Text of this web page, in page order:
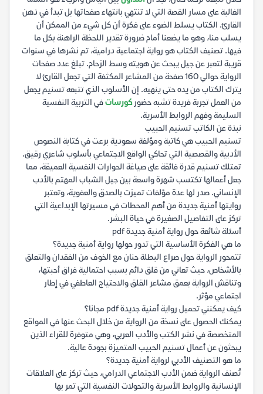
الغالبة على مسار القصة التي لا تنتهي بانتهاء صفحاتها بل تبدأ في ذهن
القارئ. الكتاب يسلط الضوء على فكرة أن كل شيء من الممكن أن
يسلب منا، وهو ما يضعنا أمام ضرورة تقدير اللحظة الراهنة بكل ما
فيها. تصنيف الكتاب هو رواية اجتماعية درامية، تم نشرها في سنوات
قريبة لتعبر عن جيل يبحث عن هويته وسط الزحام. تبلغ عدد صفحات
الرواية حوالي 160 صفحة من المشاعر المكثفة التي تجعل القارئ لا
يترك الكتاب من يده حتى ينهيه. إن الأسلوب الذي تتبعه تسنيم يجعل
من العمل تجربة فريدة تشبه حضوركورساتفي التربية النفسية
السليمة وفهم الروابط الأسرية.
نبذة عن الكاتب تسنيم الحبيب
تسنيم الحبيب هي كاتبة ومؤلفة سعودية برعت في كتابة النصوص
الأدبية والقصصية التي تحاكي الواقع الاجتماعي بأسلوب شاعري رقيق.
تمتلك تسنيم قدرة فائقة على صياغة الحوارات النفسية العميقة، مما
جعل أعمالها تكتسب شهرة واسعة بين جيل الشباب المهتم بالأدب
الإنساني. صدر لها عدة مؤلفات تميزت بالصدق والعفوية، وتعتبر
روايتها أمنية جديدة من أهم المحطات في مسيرتها الإبداعية التي
تركز على التفاصيل الصغيرة في حياة البشر.
أسئلة شائعة حول رواية أمنية جديدة pdf
ما هي الفكرة الأساسية التي تدور حولها رواية أمنية جديدة؟
تتمحور الرواية حول صراع البطلة حنان مع الخوف من الفقدان والتعلق
بالأشخاص، حيث تعاني من قلق دائم بسبب احتمالية فراق أحبتها،
وتناقش الرواية بعمق مشاعر القلق والاحتياج العاطفي في إطار
اجتماعي مؤثر.
كيف يمكنني تحميل رواية أمنية جديدة pdf مجانا؟
يمكنك الحصول على نسخة من الرواية من خلال البحث عنها في المواقع
المتخصصة في نشر الكتب والأدب العربي، وهي متوفرة للقراء الذين
يبحثون عن أعمال تسنيم الحبيب المتميزة بجودة عالية.
ما هو التصنيف الأدبي لرواية أمنية جديدة؟
تُصنف الرواية ضمن الأدب الاجتماعي الدرامي، حيث تركز على العلاقات
الإنسانية والروابط الأسرية والتحولات النفسية التي تمر بها